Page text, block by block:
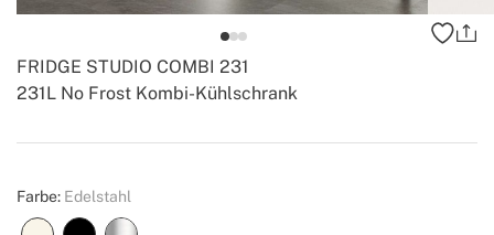
231L No Frost Kombi-Kühlschrank
FRIDGE STUDIO COMBI 231
Create
Farbe: Edelstahl